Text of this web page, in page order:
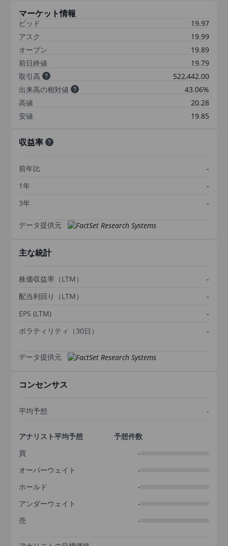
マーケット情報
ビッド
19.97
アスク
19.99
オープン
19.89
前日終値
19.79
取引高
522,442.00
出来高の相対値
43.06%
高値
20.28
安値
19.85
収益率
前年比
-
1年
-
3年
-
データ提供元
主な統計
株価収益率（LTM）
-
配当利回り（LTM）
-
EPS (LTM)
-
ボラティリティ（30日）
-
データ提供元
コンセンサス
平均予想 -
アナリスト平均予想
予想件数
買
-
オーバーウェイト
-
ホールド
-
アンダーウェイト
-
売
-